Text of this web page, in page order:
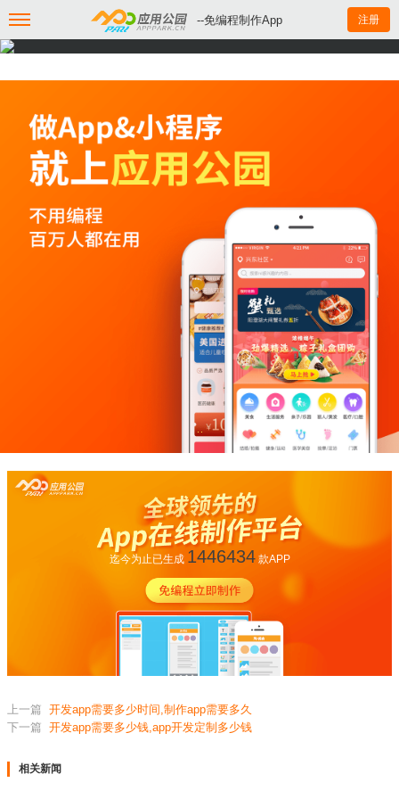
--免编程制作App 注册
迄今为止已生成 1446434款APP
上一篇 开发app需要多少时间,制作app需要多久
下一篇 开发app需要多少钱,app开发定制多少钱
相关新闻